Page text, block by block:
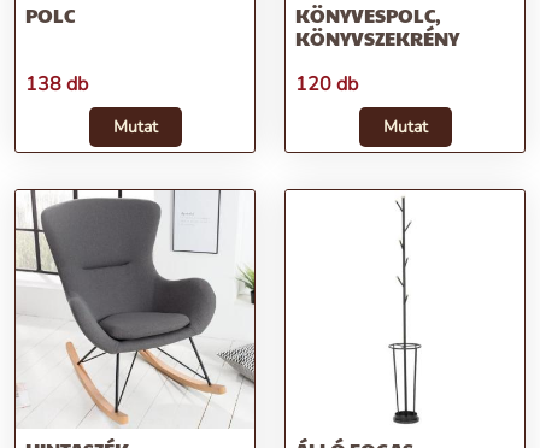
POLC
138 db
Mutat
KÖNYVESPOLC,
KÖNYVSZEKRÉNY
120 db
Mutat